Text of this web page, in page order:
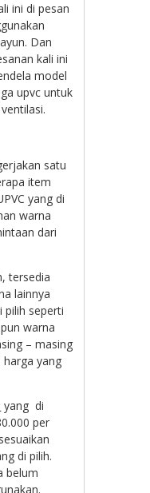
ini di pesan
Dan
kali ini
model
upvc untuk
satu
item
yang di
warna
dari
tersedia
lainnya
pilih seperti
warna
– masing
yang
yang di
per
di pilih.
belum